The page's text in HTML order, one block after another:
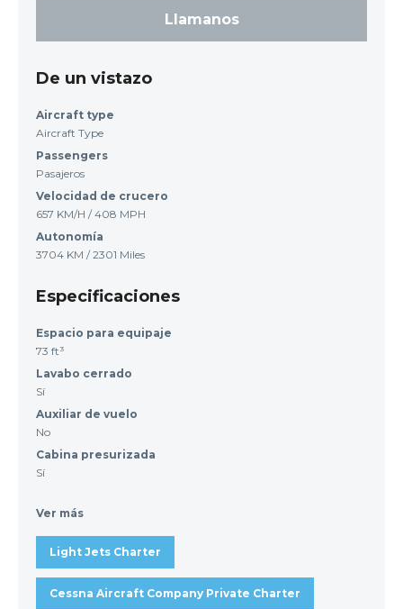
Llamanos
De un vistazo
Aircraft type
Aircraft Type
Passengers
Pasajeros
Velocidad de crucero
657 KM/H / 408 MPH
Autonomía
3704 KM / 2301 Miles
Especificaciones
Espacio para equipaje
73 ft³
Lavabo cerrado
Sí
Auxiliar de vuelo
No
Cabina presurizada
Sí
Ver más
Light Jets Charter
Cessna Aircraft Company Private Charter